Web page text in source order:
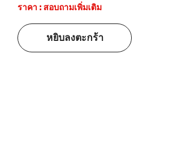
ราคา : สอบถามเพิ่มเติม
หยิบลงตะกร้า